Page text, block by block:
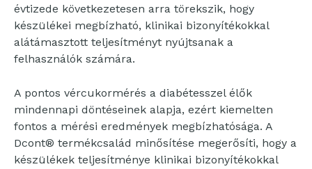
évtizede következetesen arra törekszik, hogy
készülékei megbízható, klinikai bizonyítékokkal
alátámasztott teljesítményt nyújtsanak a
felhasználók számára.
A pontos vércukormérés a diabétesszel élők
mindennapi döntéseinek alapja, ezért kiemelten
fontos a mérési eredmények megbízhatósága. A
Dcont® termékcsalád minősítése megerősíti, hogy a
készülékek teljesítménye klinikai bizonyítékokkal